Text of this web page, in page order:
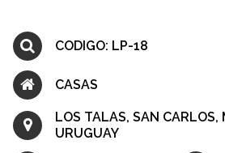
CODIGO: LP-18
CASAS
LOS TALAS, SAN CARLOS,
URUGUAY